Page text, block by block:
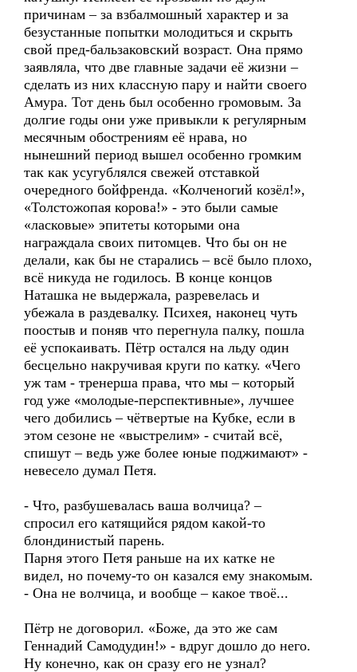
причинам – за взбалмошный характер и за
безустанные попытки молодиться и скрыть
свой пред-бальзаковский возраст. Она прямо
заявляла, что две главные задачи её жизни –
сделать из них классную пару и найти своего
Амура. Тот день был особенно громовым. За
долгие годы они уже привыкли к регулярным
месячным обострениям её нрава, но
нынешний период вышел особенно громким
так как усугублялся свежей отставкой
очередного бойфренда. «Колченогий козёл!»,
«Толстожопая корова!» - это были самые
«ласковые» эпитеты которыми она
награждала своих питомцев. Что бы он не
делали, как бы не старались – всё было плохо,
всё никуда не годилось. В конце концов
Наташка не выдержала, разревелась и
убежала в раздевалку. Психея, наконец чуть
поостыв и поняв что перегнула палку, пошла
её успокаивать. Пётр остался на льду один
бесцельно накручивая круги по катку. «Чего
уж там - тренерша права, что мы – который
год уже «молодые-перспективные», лучшее
чего добились – чётвертые на Кубке, если в
этом сезоне не «выстрелим» - считай всё,
спишут – ведь уже более юные поджимают» -
невесело думал Петя.
- Что, разбушевалась ваша волчица? –
спросил его катящийся рядом какой-то
блондинистый парень.
Парня этого Петя раньше на их катке не
видел, но почему-то он казался ему знакомым.
- Она не волчица, и вообще – какое твоё...
Пётр не договорил. «Боже, да это же сам
Геннадий Самодудин!» - вдруг дошло до него.
Ну конечно, как он сразу его не узнал?